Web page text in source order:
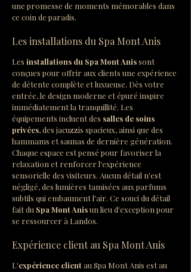
une promesse de moments mémorables dans
ce coin de paradis.
Les installations du Spa Mont Anis
Les installations du Spa Mont Anis sont
conçues pour offrir aux clients une expérience
de détente complète et luxueuse. Dès votre
entrée, le design moderne et épuré inspire
immédiatement la tranquillité. Les
équipements incluent des salles de soins
privées, des jacuzzis spacieux, ainsi que des
hammams et saunas de dernière génération.
Chaque espace est pensé pour favoriser la
relaxation et renforcer l'expérience
sensorielle des visiteurs. Aucun détail n'est
négligé, des lumières tamisées aux parfums
subtils qui embaument l'air. Ce souci du détail
fait du Spa Mont Anis un lieu d'exception pour
se ressourcer à Landos.
Expérience client au Spa Mont Anis
L'expérience client au Spa Mont Anis est au